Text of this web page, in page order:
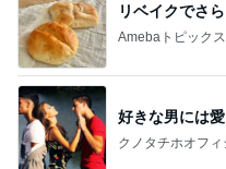
リベイクでさ
Amebaトピックス
好きな男には
クノタチホオフ